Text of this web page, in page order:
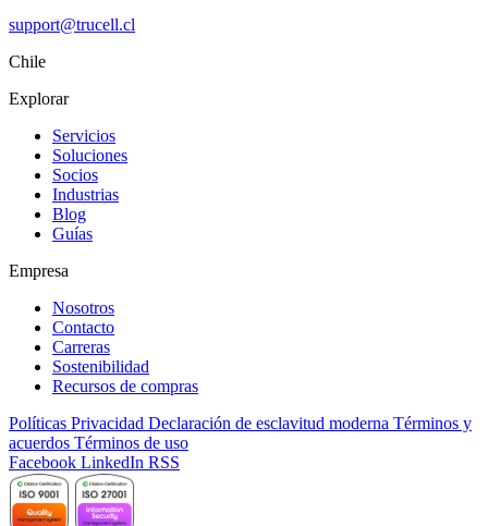
support@trucell.cl
Chile
Explorar
Servicios
Soluciones
Socios
Industrias
Blog
Guías
Empresa
Nosotros
Contacto
Carreras
Sostenibilidad
Recursos de compras
Políticas Privacidad Declaración de esclavitud moderna Términos y
acuerdos Términos de uso
Facebook LinkedIn RSS